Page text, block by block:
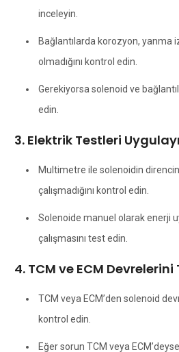
inceleyin.
Bağlantılarda korozyon, yanma
olmadığını kontrol edin.
Gerekiyorsa solenoid ve
edin.
3. Elektrik Testleri
Multimetre ile solenoidin
çalışmadığını kontrol edin.
Solenoide manuel olarak enerji
çalışmasını test edin.
4. TCM ve ECM Devrelerini
TCM veya ECM’den solenoid
kontrol edin.
Eğer sorun TCM veya